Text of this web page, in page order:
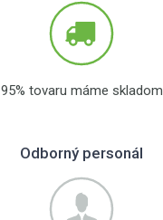
95% tovaru máme skladom
Odborný personál